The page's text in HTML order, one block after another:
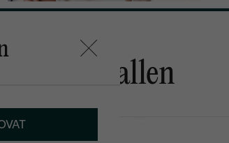
Ihnen gefallen